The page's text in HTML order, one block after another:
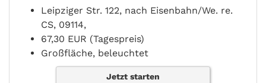
Leipziger Str. 122, nach Eisenbahn/We. re.
CS, 09114,
67,30 EUR (Tagespreis)
Großfläche, beleuchtet
Jetzt starten